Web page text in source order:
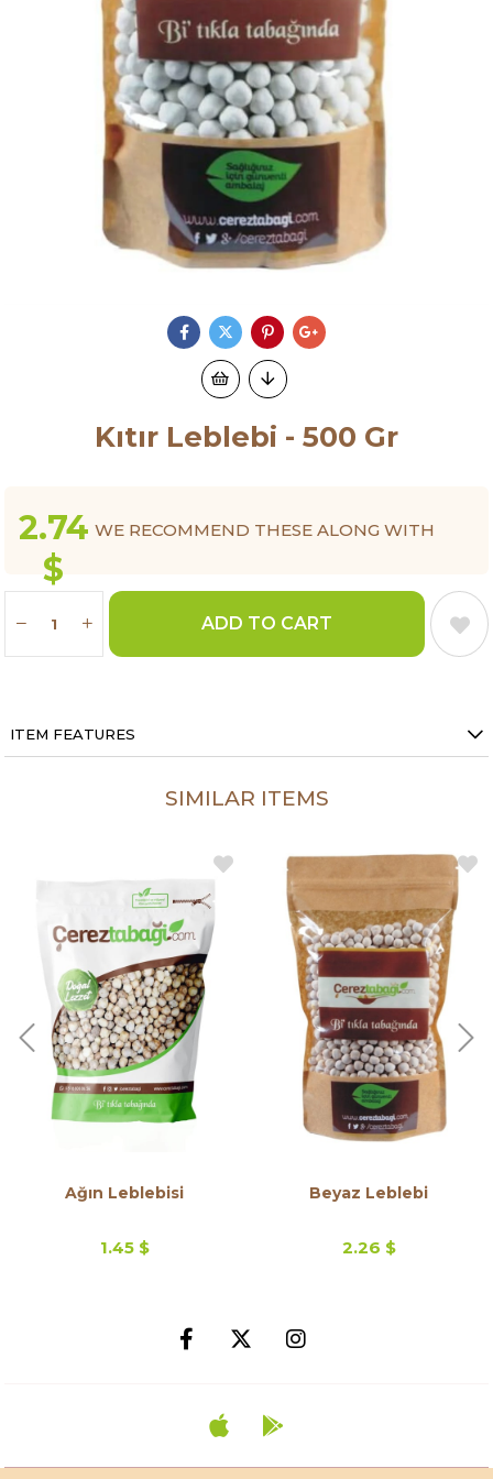
Kıtır Leblebi - 500 Gr
2.74
$
WE RECOMMEND THESE ALONG WITH
ITEM FEATURES
SIMILAR ITEMS
Ağın Leblebisi
1.45 $
Beyaz Leblebi
2.26 $